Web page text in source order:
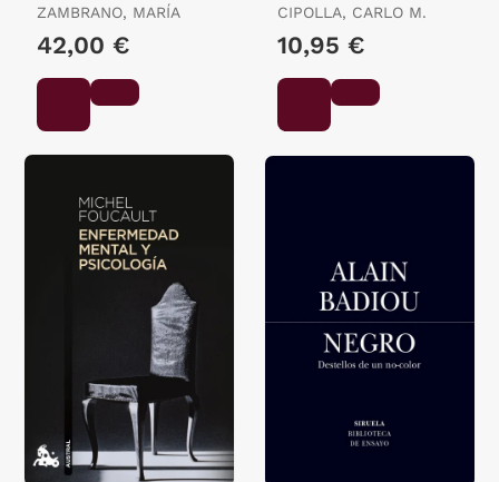
ZAMBRANO, MARÍA
42,00 €
CIPOLLA, CARLO M.
10,95 €